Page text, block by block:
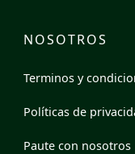
NOSOTROS
Terminos y
Políticas de
Paute con nosotros